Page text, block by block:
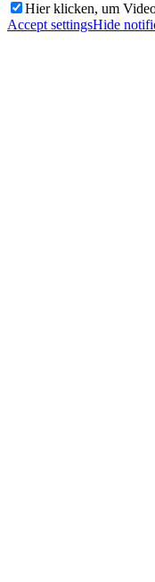
Hier klicken, um
Accept settingsHide